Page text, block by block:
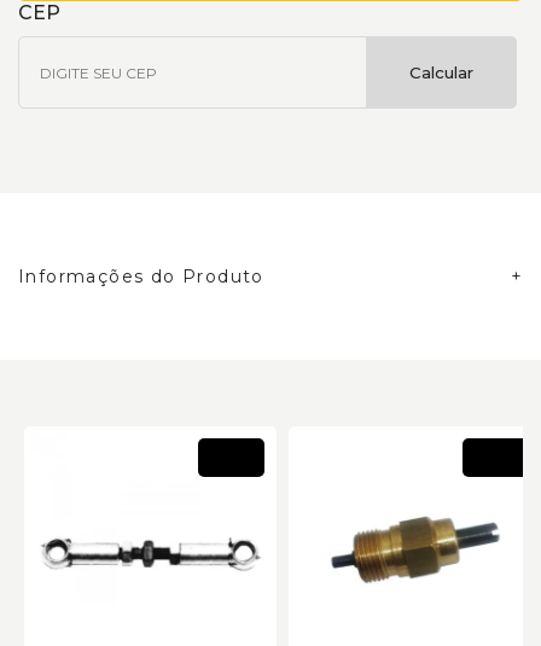
CEP
Calcular
Informações do Produto